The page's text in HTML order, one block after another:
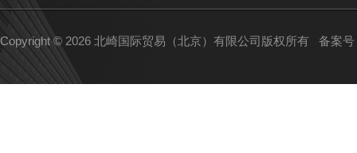
Copyright © 2026 北崎国际贸易（北京）有限公司版权所有 备案号